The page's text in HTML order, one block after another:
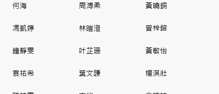
何海 周溥柔 黃曉銅
馮凱婷 林暟澄 曾梓鎔
鐘靜雯 叶芷珊 黃敏怡
袁祐希 葉文謙 楊淇壯